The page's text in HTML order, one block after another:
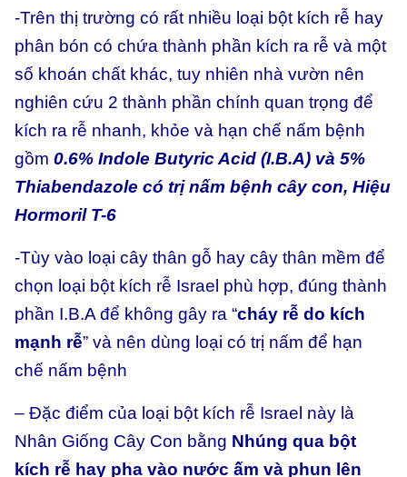
-Trên thị trường có rất nhiều loại bột kích rễ hay
phân bón có chứa thành phần kích ra rễ và một
số khoán chất khác, tuy nhiên nhà vườn nên
nghiên cứu 2 thành phần chính quan trọng để
kích ra rễ nhanh, khỏe và hạn chế nấm bệnh
gồm 0.6% Indole Butyric Acid (I.B.A) và 5%
Thiabendazole có trị nấm bệnh cây con, Hiệu
Hormoril T-6
-Tùy vào loại cây thân gỗ hay cây thân mềm để
chọn loại bột kích rễ Israel phù hợp, đúng thành
phần I.B.A để không gây ra “cháy rễ do kích
mạnh rễ” và nên dùng loại có trị nấm để hạn
chế nấm bệnh
– Đặc điểm của loại bột kích rễ Israel này là
Nhân Giống Cây Con bằng Nhúng qua bột
kích rễ hay pha vào nước ấm và phun lên